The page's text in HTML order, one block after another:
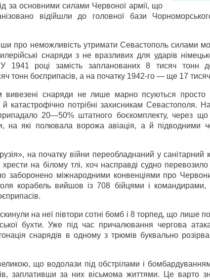
за основними силами Червоної армії, що
відійшли до головної бази
про неможливість утримати Севастополь силами
снаряди з не вразливих для ударів
1941 році замість запланованих 8 тисяч тонн
тонн боєприпасів, а на початку 1942-го — ще 17
вивезені снаряди не лише марно псуються просто
катастрофічно потрібні захисникам Севастополя.
20—50% штатного боєкомплекту, через що
на які полювала ворожа авіація, а й підводними
на початку війни переобладнаний у санітарний
на білому тлі, хоч насправді судно
заборонено міжнародними конвенціями про
корабель вийшов із 708 бійцями і командирами,
скинули на неї півтори сотні бомб і 8 торпед, що лише
бухти. Уже під час причалювання чергова
снарядів в одному з трюмів буквально
що водолази під обстрілами і
заплативши за них вісьмома життями. Це варто